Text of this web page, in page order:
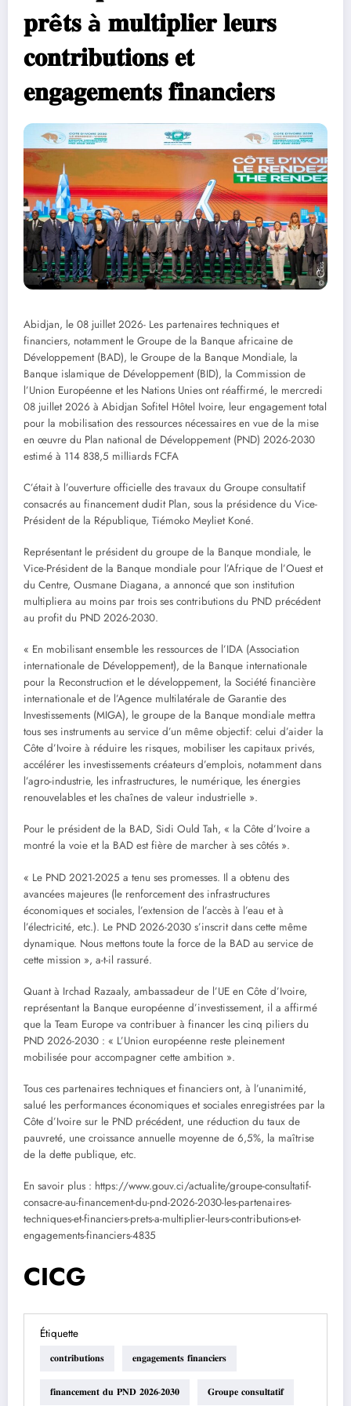
𝐩𝐫ê𝐭𝐬 à 𝐦𝐮𝐥𝐭𝐢𝐩𝐥𝐢𝐞𝐫 𝐥𝐞𝐮𝐫𝐬
𝐜𝐨𝐧𝐭𝐫𝐢𝐛𝐮𝐭𝐢𝐨𝐧𝐬 𝐞𝐭
𝐞𝐧𝐠𝐚𝐠𝐞𝐦𝐞𝐧𝐭𝐬 𝐟𝐢𝐧𝐚𝐧𝐜𝐢𝐞𝐫𝐬
Abidjan, le 08 juillet 2026- Les partenaires techniques et
financiers, notamment le Groupe de la Banque africaine de
Développement (BAD), le Groupe de la Banque Mondiale, la
Banque islamique de Développement (BID), la Commission de
l’Union Européenne et les Nations Unies ont réaffirmé, le mercredi
08 juillet 2026 à Abidjan Sofitel Hôtel Ivoire, leur engagement total
pour la mobilisation des ressources nécessaires en vue de la mise
en œuvre du Plan national de Développement (PND) 2026-2030
estimé à 114 838,5 milliards FCFA
C’était à l’ouverture officielle des travaux du Groupe consultatif
consacrés au financement dudit Plan, sous la présidence du Vice-
Président de la République, Tiémoko Meyliet Koné.
Représentant le président du groupe de la Banque mondiale, le
Vice-Président de la Banque mondiale pour l’Afrique de l’Ouest et
du Centre, Ousmane Diagana, a annoncé que son institution
multipliera au moins par trois ses contributions du PND précédent
au profit du PND 2026-2030.
« En mobilisant ensemble les ressources de l’IDA (Association
internationale de Développement), de la Banque internationale
pour la Reconstruction et le développement, la Société financière
internationale et de l’Agence multilatérale de Garantie des
Investissements (MIGA), le groupe de la Banque mondiale mettra
tous ses instruments au service d’un même objectif: celui d’aider la
Côte d’Ivoire à réduire les risques, mobiliser les capitaux privés,
accélérer les investissements créateurs d’emplois, notamment dans
l’agro-industrie, les infrastructures, le numérique, les énergies
renouvelables et les chaînes de valeur industrielle ».
Pour le président de la BAD, Sidi Ould Tah, « la Côte d’Ivoire a
montré la voie et la BAD est fière de marcher à ses côtés ».
« Le PND 2021-2025 a tenu ses promesses. Il a obtenu des
avancées majeures (le renforcement des infrastructures
économiques et sociales, l’extension de l’accès à l’eau et à
l’électricité, etc.). Le PND 2026-2030 s’inscrit dans cette même
dynamique. Nous mettons toute la force de la BAD au service de
cette mission », a-t-il rassuré.
Quant à Irchad Razaaly, ambassadeur de l’UE en Côte d’Ivoire,
représentant la Banque européenne d’investissement, il a affirmé
que la Team Europe va contribuer à financer les cinq piliers du
PND 2026-2030 : « L’Union européenne reste pleinement
mobilisée pour accompagner cette ambition ».
Tous ces partenaires techniques et financiers ont, à l’unanimité,
salué les performances économiques et sociales enregistrées par la
Côte d’Ivoire sur le PND précédent, une réduction du taux de
pauvreté, une croissance annuelle moyenne de 6,5%, la maîtrise
de la dette publique, etc.
En savoir plus : https://www.gouv.ci/actualite/groupe-consultatif-
consacre-au-financement-du-pnd-2026-2030-les-partenaires-
techniques-et-financiers-prets-a-multiplier-leurs-contributions-et-
engagements-financiers-4835
CICG
Étiquette
𝐜𝐨𝐧𝐭𝐫𝐢𝐛𝐮𝐭𝐢𝐨𝐧𝐬 𝐞𝐧𝐠𝐚𝐠𝐞𝐦𝐞𝐧𝐭𝐬 𝐟𝐢𝐧𝐚𝐧𝐜𝐢𝐞𝐫𝐬
𝐟𝐢𝐧𝐚𝐧𝐜𝐞𝐦𝐞𝐧𝐭 𝐝𝐮 𝐏𝐍𝐃 𝟐𝟎𝟐𝟔-𝟐𝟎𝟑𝟎 𝐆𝐫𝐨𝐮𝐩𝐞 𝐜𝐨𝐧𝐬𝐮𝐥𝐭𝐚𝐭𝐢𝐟